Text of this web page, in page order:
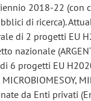
2018-22 (con
di ricerca).
di 2 progetti EU
nazionale
6 progetti EU
MICROBIOMESOY,
da Enti privati